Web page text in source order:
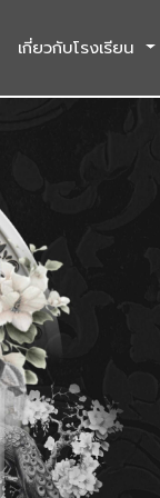
(current)
เกี่ยวกับโรงเรียน